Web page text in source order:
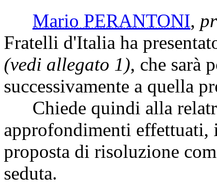
Mario PERANTONI,
Fratelli d'Italia ha
(vedi allegato 1), che sarà
successivamente a quella
Chiede quindi alla
approfondimenti effettuati,
proposta di risoluzione
seduta.